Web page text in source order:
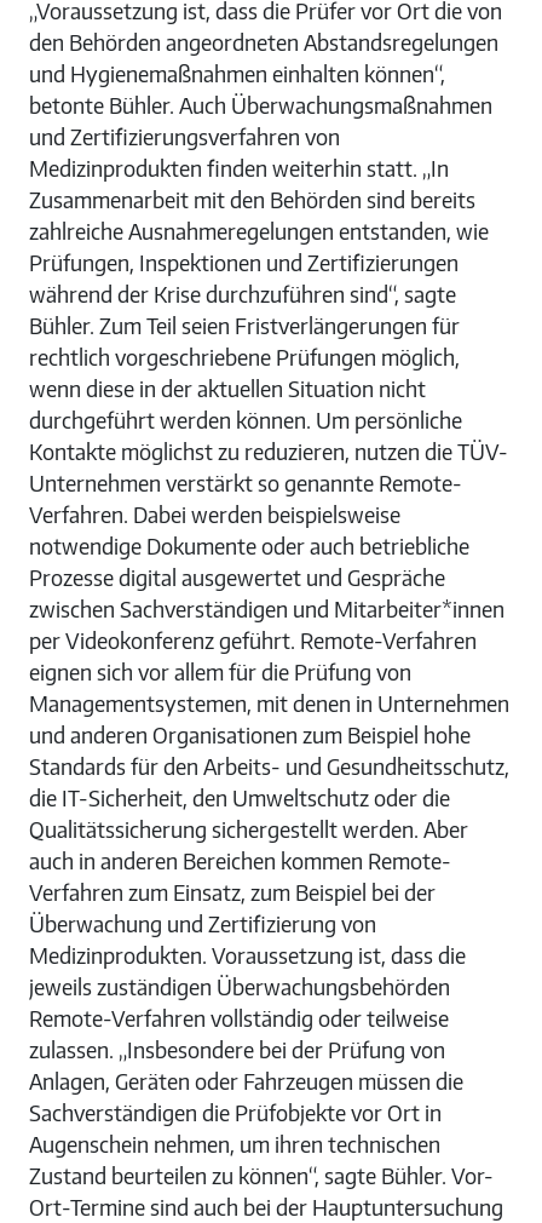
„Voraussetzung ist, dass die Prüfer vor Ort die von
den Behörden angeordneten Abstandsregelungen
und Hygienemaßnahmen einhalten können“,
betonte Bühler. Auch Überwachungsmaßnahmen
und Zertifizierungsverfahren von
Medizinprodukten finden weiterhin statt. „In
Zusammenarbeit mit den Behörden sind bereits
zahlreiche Ausnahmeregelungen entstanden, wie
Prüfungen, Inspektionen und Zertifizierungen
während der Krise durchzuführen sind“, sagte
Bühler. Zum Teil seien Fristverlängerungen für
rechtlich vorgeschriebene Prüfungen möglich,
wenn diese in der aktuellen Situation nicht
durchgeführt werden können. Um persönliche
Kontakte möglichst zu reduzieren, nutzen die TÜV-
Unternehmen verstärkt so genannte Remote-
Verfahren. Dabei werden beispielsweise
notwendige Dokumente oder auch betriebliche
Prozesse digital ausgewertet und Gespräche
zwischen Sachverständigen und Mitarbeiter*innen
per Videokonferenz geführt. Remote-Verfahren
eignen sich vor allem für die Prüfung von
Managementsystemen, mit denen in Unternehmen
und anderen Organisationen zum Beispiel hohe
Standards für den Arbeits- und Gesundheitsschutz,
die IT-Sicherheit, den Umweltschutz oder die
Qualitätssicherung sichergestellt werden. Aber
auch in anderen Bereichen kommen Remote-
Verfahren zum Einsatz, zum Beispiel bei der
Überwachung und Zertifizierung von
Medizinprodukten. Voraussetzung ist, dass die
jeweils zuständigen Überwachungsbehörden
Remote-Verfahren vollständig oder teilweise
zulassen. „Insbesondere bei der Prüfung von
Anlagen, Geräten oder Fahrzeugen müssen die
Sachverständigen die Prüfobjekte vor Ort in
Augenschein nehmen, um ihren technischen
Zustand beurteilen zu können“, sagte Bühler. Vor-
Ort-Termine sind auch bei der Hauptuntersuchung